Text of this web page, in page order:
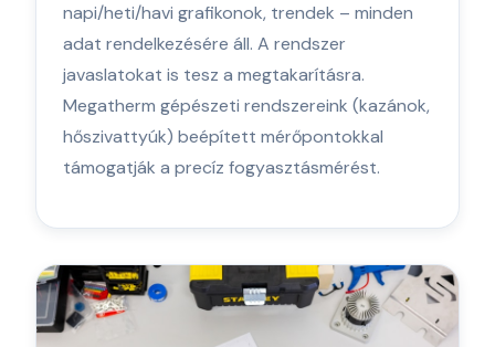
napi/heti/havi grafikonok, trendek – minden
adat rendelkezésére áll. A rendszer
javaslatokat is tesz a megtakarításra.
Megatherm gépészeti rendszereink (kazánok,
hőszivattyúk) beépített mérőpontokkal
támogatják a precíz fogyasztásmérést.